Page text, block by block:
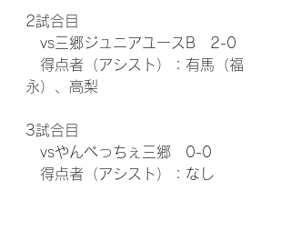
2試合目
vs三郷ジュニアユースB　2-0
得点者（アシスト）：有馬（福
永）、高梨
3試合目
vsやんぺっちぇ三郷　0-0
得点者（アシスト）：なし